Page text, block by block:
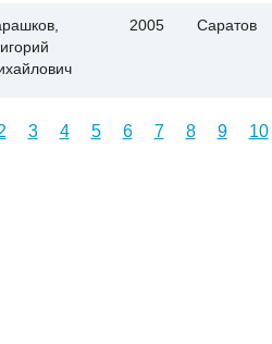
2005 Саратов
3 4 5 6 7 8 9 10